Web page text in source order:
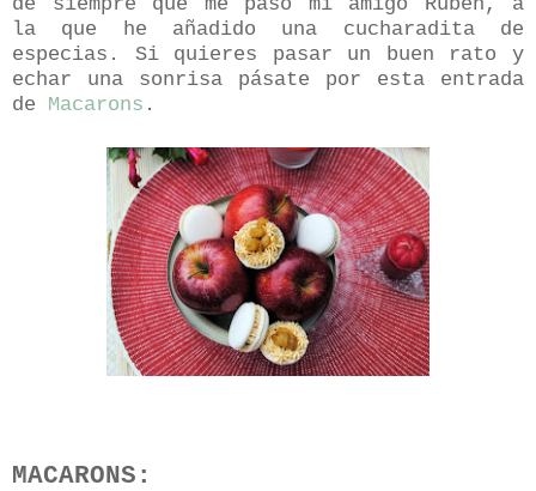
la que he añadido una cucharadita de
especias. Si quieres pasar un buen rato y
echar una sonrisa pásate por esta entrada
de Macarons .
MACARONS: